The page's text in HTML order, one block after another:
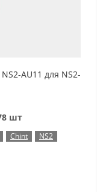
AU11 для NS2-
шт
Chint
NS2